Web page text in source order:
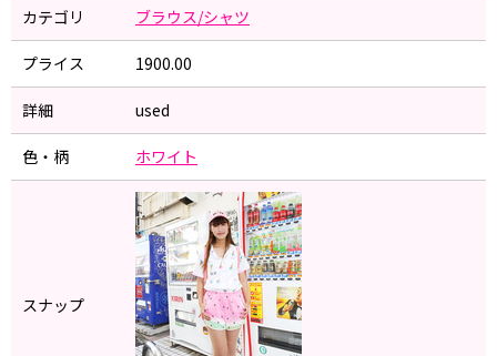
カテゴリ ブラウス/シャツ
プライス 1900.00
詳細 used
色・柄 ホワイト
スナップ